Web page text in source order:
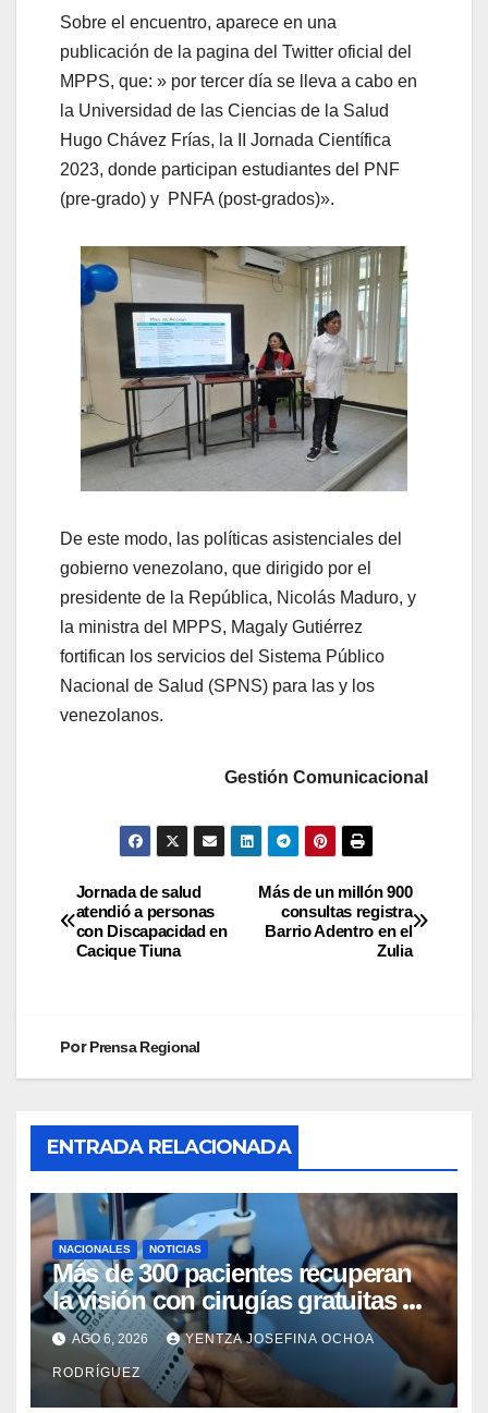
Sobre el encuentro, aparece en una
publicación de la pagina del Twitter oficial del
MPPS, que: » por tercer día se lleva a cabo en
la Universidad de las Ciencias de la Salud
Hugo Chávez Frías, la II Jornada Científica
2023, donde participan estudiantes del PNF
(pre-grado) y PNFA (post-grados)».
De este modo, las políticas asistenciales del
gobierno venezolano, que dirigido por el
presidente de la República, Nicolás Maduro, y
la ministra del MPPS, Magaly Gutiérrez
fortifican los servicios del Sistema Público
Nacional de Salud (SPNS) para las y los
venezolanos.
Gestión Comunicacional
Más de un millón 900
consultas registra
Barrio Adentro en el
Zulia
Jornada de salud
atendió a personas
con Discapacidad en
Cacique Tiuna
PorPrensa Regional
ENTRADA RELACIONADA
NACIONALES NOTICIAS
Más de 300 pacientes recuperan
la visión con cirugías gratuitas de
cataratas en Zulia
AGO 6, 2026 YENTZA JOSEFINA OCHOA
RODRÍGUEZ